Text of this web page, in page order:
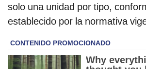
solo una unidad por tipo,
establecido por la normativa